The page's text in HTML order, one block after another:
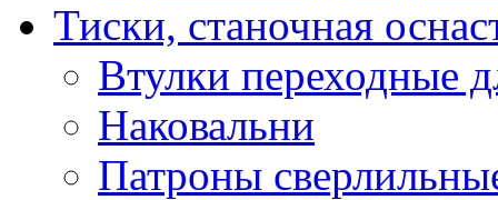
Тиски, станочная
Втулки переходные
Наковальни
Патроны